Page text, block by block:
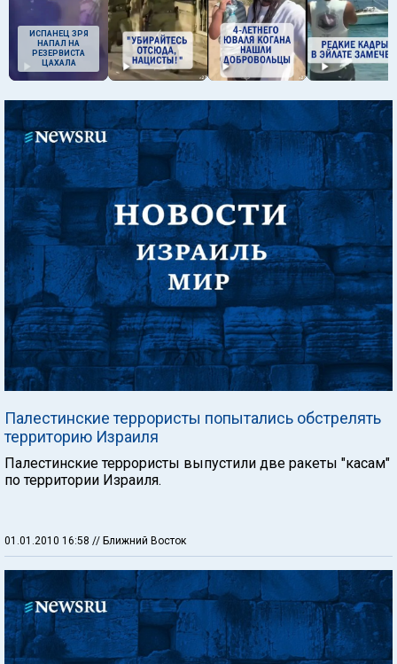
ИСПАНЕЦ ЗРЯ
НАПАЛ НА
РЕЗЕРВИСТА
ЦАХАЛА
Палестинские террористы попытались обстрелять
территорию Израиля
Палестинские террористы выпустили две ракеты "касам"
по территории Израиля.
01.01.2010 16:58 // Ближний Восток